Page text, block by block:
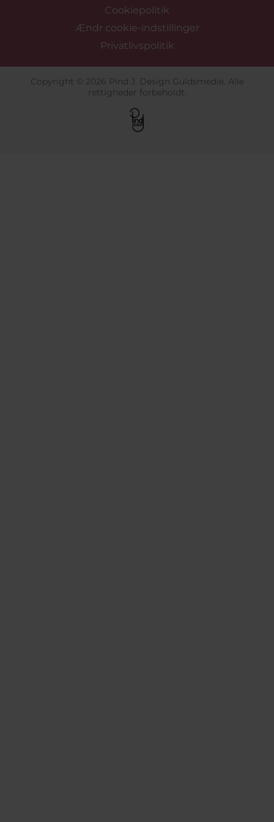
Cookiepolitik
Ændr cookie-indstillinger
Privatlivspolitik
Copyright © 2026 Pind J. Design Guldsmedie. Alle
rettigheder forbeholdt.